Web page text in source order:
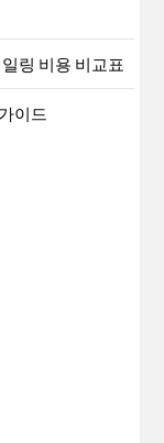
링 비용 비교표
이드